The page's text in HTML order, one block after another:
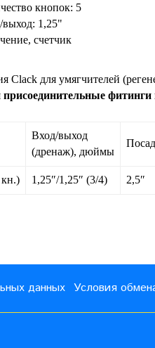
кнопок: 5
выход: 1,25"
счетчик
Clack для умягчителей
фитинги
Вход/выход
(дренаж), дюймы
1,25″/1,25″ (3/4) 2,5″
данных Условия